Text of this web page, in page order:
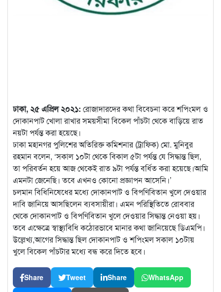
ঢাকা, ২৫ এপ্রিল ২০২১: রোজাদারদের কথা বিবেচনা করে শপিংমল ও
দোকানপাট খোলা রাখার সময়সীমা বিকেল পাঁচটা থেকে বাড়িয়ে রাত
নয়টা পর্যন্ত করা হয়েছে।
ঢাকা মহানগর পুলিশের অতিরিক্ত কমিশনার (ট্রাফিক) মো. মুনিবুর
রহমান বলেন, ‘সকাল ১০টা থেকে বিকাল ৫টা পর্যন্ত যে সিদ্ধান্ত ছিল,
তা পরিবর্তন হয়ে আজ থেকেই রাত ৯টা পর্যন্ত বর্ধিত করা হয়েছে।আমি
এমনটা জেনেছি। তবে এখনও কোনো প্রজ্ঞাপন আসেনি।’
চলমান বিধিনিষেধের মধ্যে দোকানপাট ও বিপণিবিতান খুলে দেওয়ার
দাবি জানিয়ে আসছিলেন ব্যবসায়ীরা। এমন পরিস্থিতিতে রোববার
থেকে দোকানপাট ও বিপণিবিতান খুলে দেওয়ার সিদ্ধান্ত নেওয়া হয়।
তবে এক্ষেত্রে স্বাস্থ্যবিধি কঠোরভাবে মানার কথা জানিয়েছে ডিএমপি।
উল্লেখ্য,আগের সিদ্ধান্ত ছিল দোকানপাট ও শপিংমল সকাল ১০টায়
খুলে বিকেল পাঁচটার মধ্যে বন্ধ করে দিতে হবে।
Share Tweet Share WhatsApp